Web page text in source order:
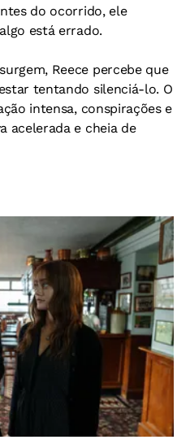
do ocorrido, ele
está errado.
Reece percebe que
tentando silenciá-lo. O
intensa, conspirações e
acelerada e cheia de